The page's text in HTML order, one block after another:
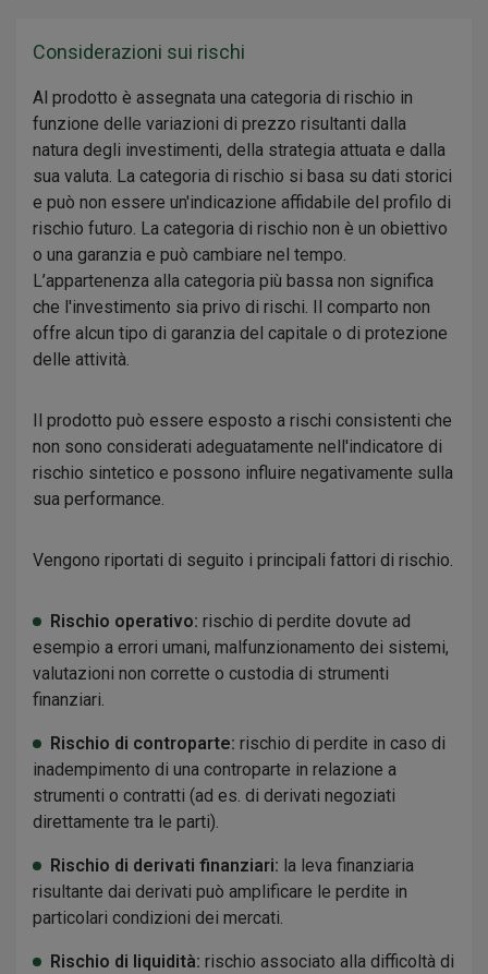
Considerazioni sui rischi
Al prodotto è assegnata una categoria di rischio in
funzione delle variazioni di prezzo risultanti dalla
natura degli investimenti, della strategia attuata e dalla
sua valuta. La categoria di rischio si basa su dati storici
e può non essere un'indicazione affidabile del profilo di
rischio futuro. La categoria di rischio non è un obiettivo
o una garanzia e può cambiare nel tempo.
L’appartenenza alla categoria più bassa non significa
che l'investimento sia privo di rischi. Il comparto non
offre alcun tipo di garanzia del capitale o di protezione
delle attività.
Il prodotto può essere esposto a rischi consistenti che
non sono considerati adeguatamente nell'indicatore di
rischio sintetico e possono influire negativamente sulla
sua performance.
Vengono riportati di seguito i principali fattori di rischio.
Rischio operativo: rischio di perdite dovute ad
esempio a errori umani, malfunzionamento dei sistemi,
valutazioni non corrette o custodia di strumenti
finanziari.
Rischio di controparte: rischio di perdite in caso di
inadempimento di una controparte in relazione a
strumenti o contratti (ad es. di derivati negoziati
direttamente tra le parti).
Rischio di derivati finanziari: la leva finanziaria
risultante dai derivati può amplificare le perdite in
particolari condizioni dei mercati.
Rischio di liquidità: rischio associato alla difficoltà di